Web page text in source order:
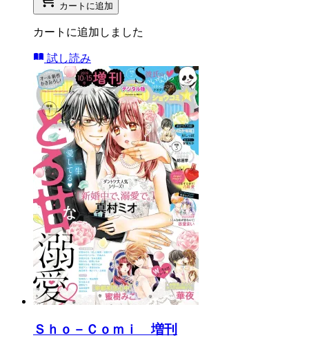
カートに追加
カートに追加しました
試し読み
Ｓｈｏ－Ｃｏｍｉ 増刊